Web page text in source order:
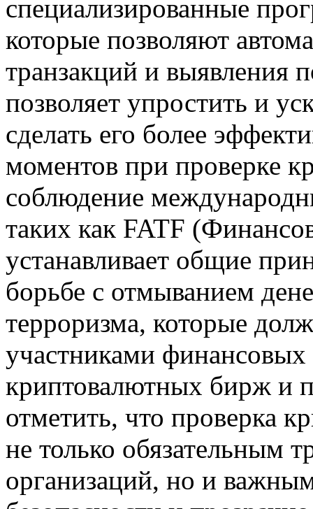
специализированные
которые позволяют
транзакций и выявления
позволяет упростить и
сделать его более
моментов при проверке
соблюдение
таких как FATF
устанавливает общие
борьбе с отмыванием
терроризма, которые
участниками
криптовалютных бирж и
отметить, что проверка
не только обязательным
организаций, но и